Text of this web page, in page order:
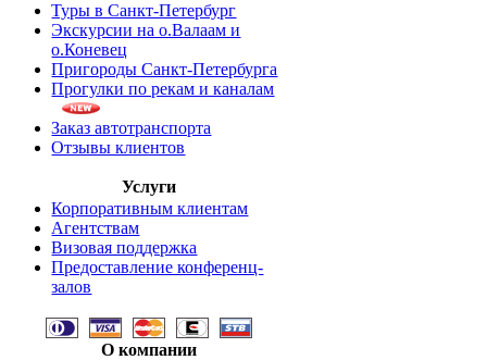
Туры в Санкт-Петербург
Экскурсии на о.Валаам и
о.Коневец
Пригороды Санкт-Петербурга
Прогулки по рекам и каналам
Заказ автотранспорта
Отзывы клиентов
Услуги
Корпоративным клиентам
Агентствам
Визовая поддержка
Предоставление конференц-
залов
О компании